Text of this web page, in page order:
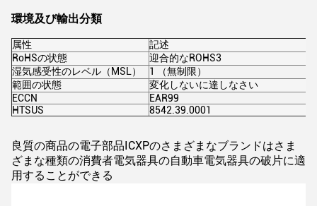
環境及び輸出分類
属性
記述
RoHSの状態
迎合的なROHS3
湿気感受性のレベル（MSL）
1 （無制限）
範囲の状態
変化しないに達しなさい
ECCN
EAR99
HTSUS
8542.39.0001
良質の商品の電子部品ICXPのさまざまなブランドはさま
ざまな種類の消費者電気器具の自動車電気器具の破片に適
用することができる